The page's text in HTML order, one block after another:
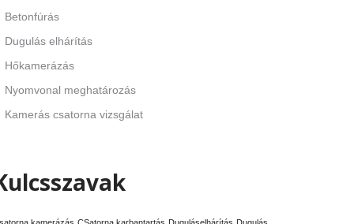
Betonfúrás
Dugulás elhárítás
Hőkamerázás
Nyomvonal meghatározás
Kamerás csatorna vizsgálat